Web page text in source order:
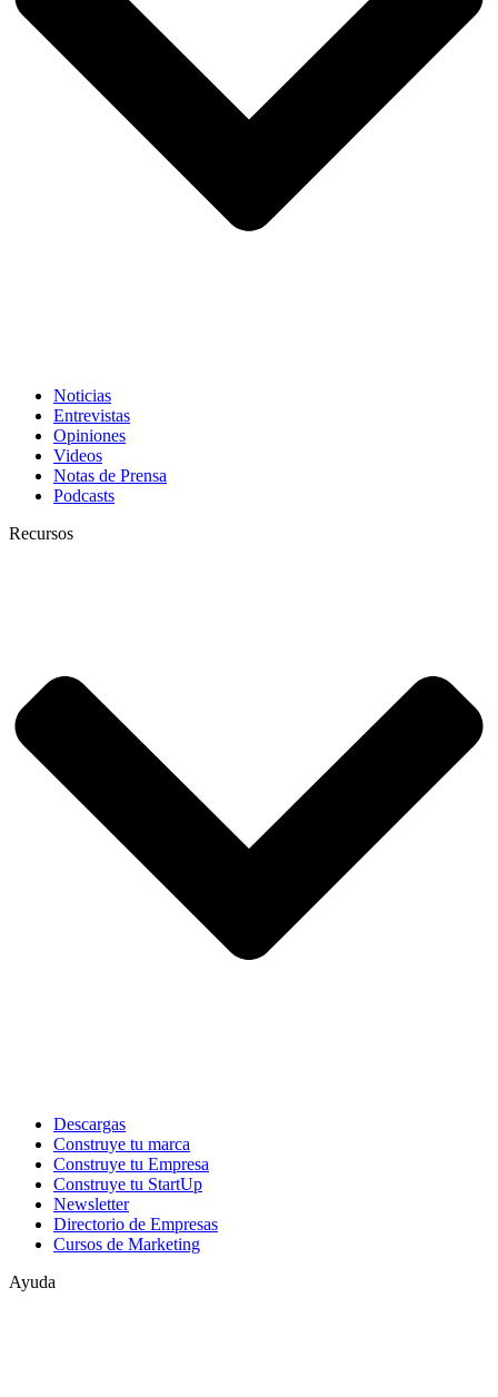
Noticias
Entrevistas
Opiniones
Videos
Notas de Prensa
Podcasts
Recursos
Descargas
Construye tu marca
Construye tu Empresa
Construye tu StartUp
Newsletter
Directorio de Empresas
Cursos de Marketing
Ayuda